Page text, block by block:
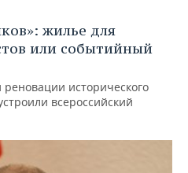
жилье для
или событийный
исторического
всероссийский